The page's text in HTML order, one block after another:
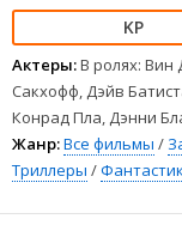
Актеры:В ролях:
Сакхофф, Дэйв
Конрад Пла, Дэнни
Жанр:Все фильмы /
Триллеры /